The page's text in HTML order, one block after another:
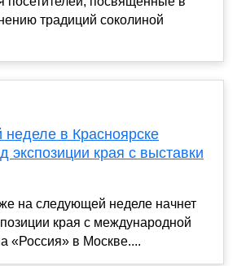
традиций соколиной
в Красноярске
экспозиции края с выставки
на следующей неделе начнет
края с международной
«Россия» в Москве....